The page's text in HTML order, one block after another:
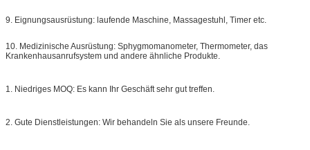
9. Eignungsausrüstung: laufende Maschine, Massagestuhl, Timer etc.
10. Medizinische Ausrüstung: Sphygmomanometer, Thermometer, das
Krankenhausanrufsystem und andere ähnliche Produkte.
1. Niedriges MOQ: Es kann Ihr Geschäft sehr gut treffen.
2. Gute Dienstleistungen: Wir behandeln Sie als unsere Freunde.